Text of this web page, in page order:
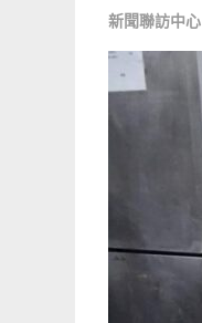
新聞聯訪中心